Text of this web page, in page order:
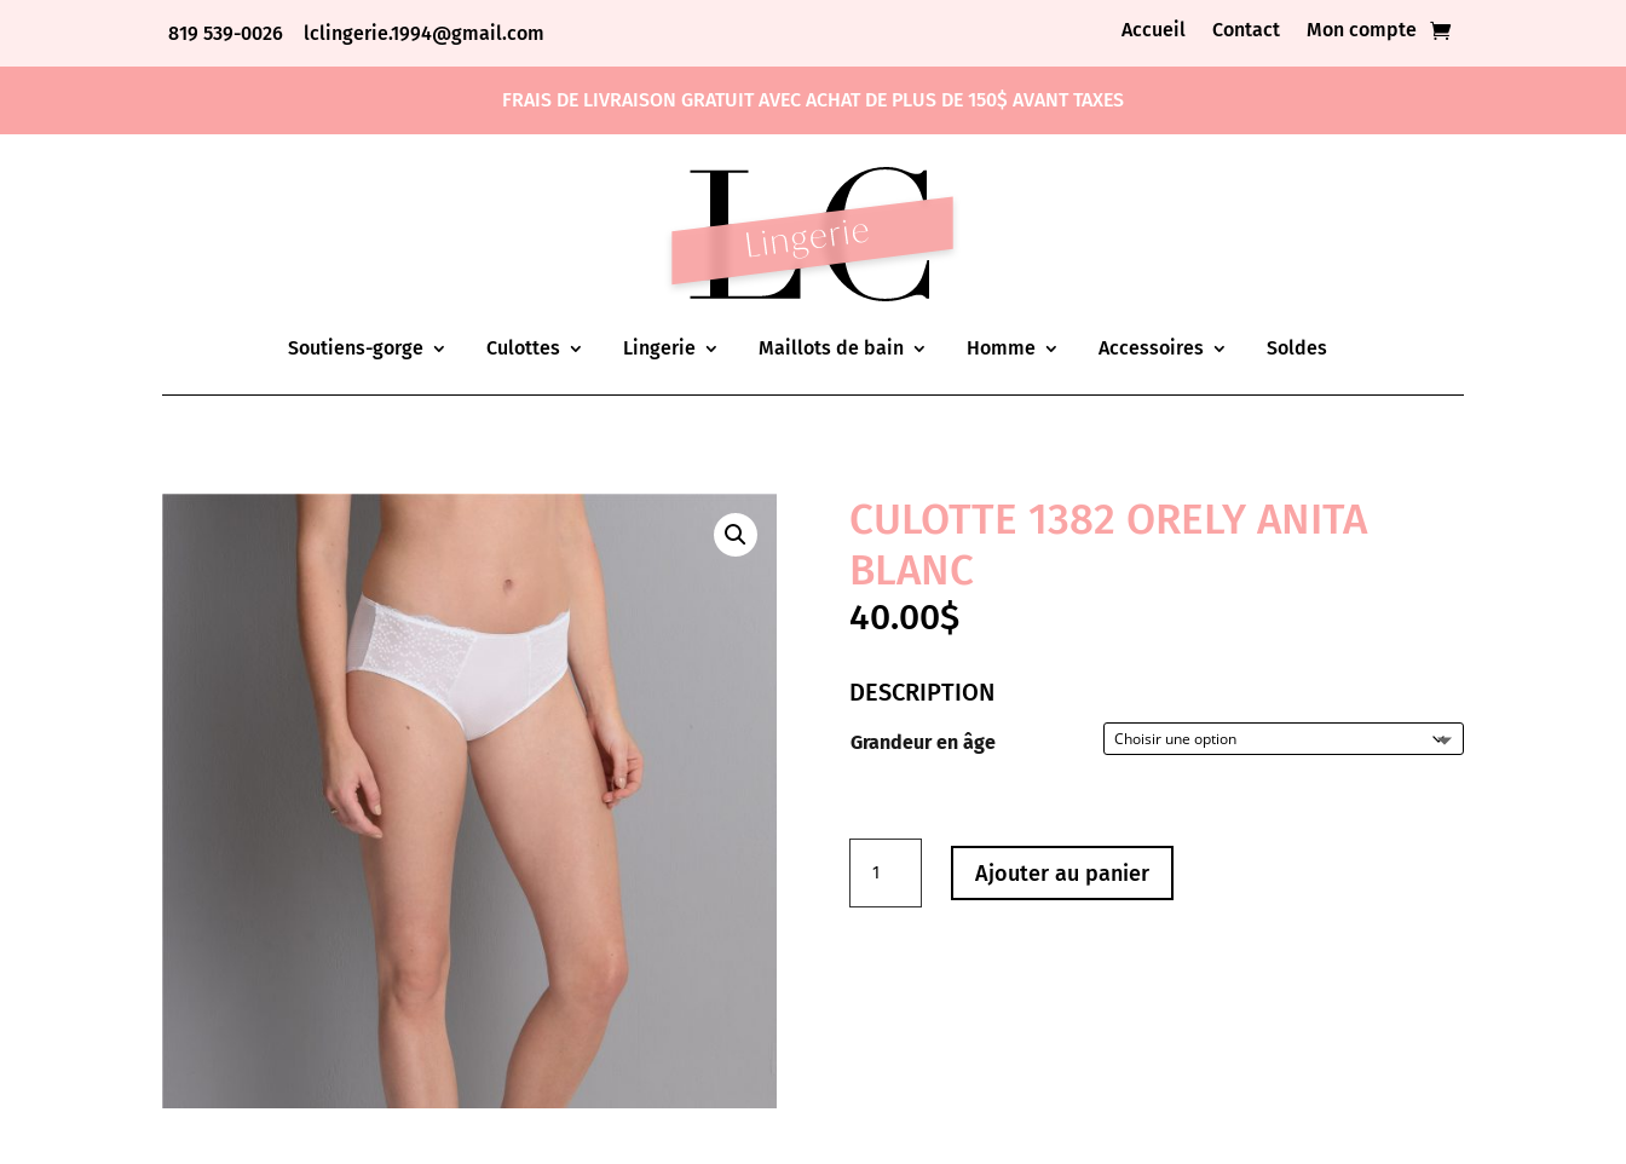
819 539-0026 lclingerie.1994@gmail.com Accueil Contact Mon compte
FRAIS DE LIVRAISON GRATUIT AVEC ACHAT DE PLUS DE 150$ AVANT TAXES
Soutiens-gorge Culottes Lingerie Maillots de bain Homme Accessoires Soldes
CULOTTE 1382 ORELY ANITA
BLANC
40.00$
DESCRIPTION
Grandeur en âge
Culotte
Ajouter au panier